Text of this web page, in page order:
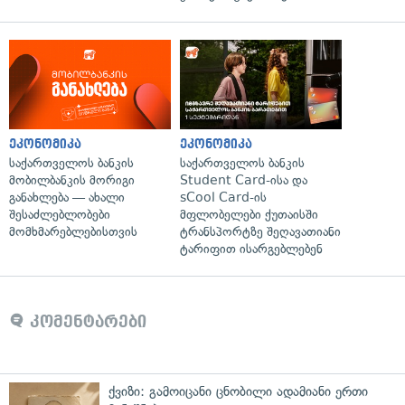
ეკონომიკა
საქართველოს ბანკის
მობილბანკის მორიგი
განახლება — ახალი
შესაძლებლობები
მომხმარებლებისთვის
ეკონომიკა
საქართველოს ბანკის
Student Card-ისა და
sCool Card-ის
მფლობელები ქუთაისში
ტრანსპორტზე შეღავათიანი
ტარიფით ისარგებლებენ
კომენტარები
ქვიზი: გამოიცანი ცნობილი ადამიანი ერთი